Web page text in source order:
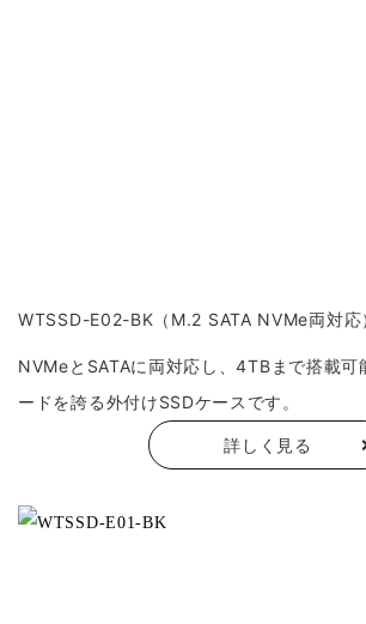
WTSSD-E02-BK（M.2 SATA NVMe両対応
NVMeとSATAに両対応し、4TBまで搭載
ードを誇る外付けSSDケースです。
詳しく見る